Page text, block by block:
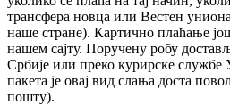
трансфера новца или Вестен
наше стране). Картично плаћање
нашем сајту. Поручену робу
Србије или преко курирске
пакета је овај вид слања доста
пошту).